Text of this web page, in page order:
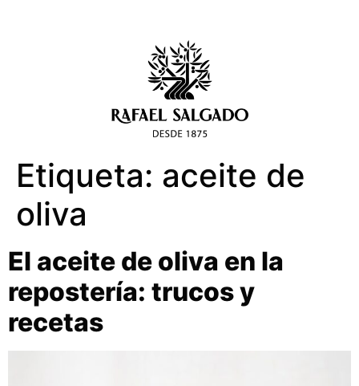
Etiqueta: aceite de
oliva
El aceite de oliva en la
repostería: trucos y
recetas